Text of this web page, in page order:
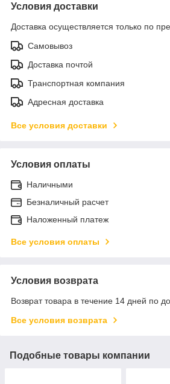
Условия доставки
Доставка осуществляется только по
Самовывоз
Доставка почтой
Транспортная компания
Адресная доставка
Все условия доставки
Условия оплаты
Наличными
Безналичный расчет
Наложенный платеж
Все условия оплаты
Условия возврата
Возврат товара в течение 14 дней по
Все условия возврата
Подобные товары компании